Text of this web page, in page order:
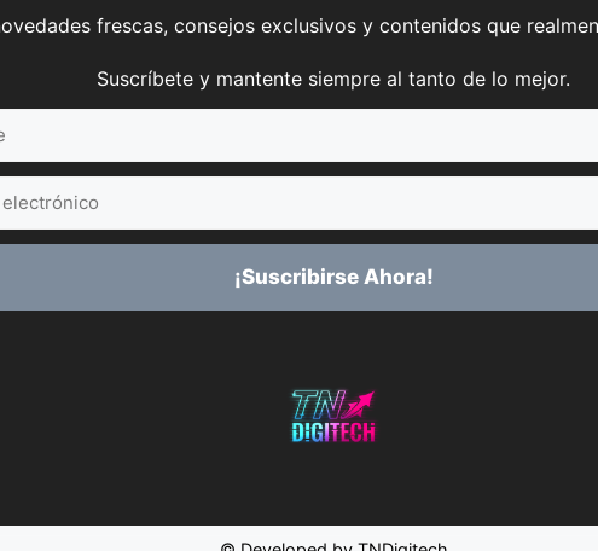
frescas, consejos exclusivos y contenidos que
Suscríbete y mantente siempre al tanto de lo mejor.
¡Suscribirse Ahora!